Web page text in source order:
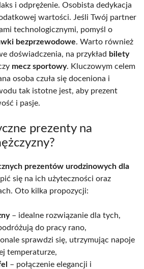
i odprężenie. Osobista dedykacja
wartości. Jeśli Twój partner
technologicznymi, pomyśl o
bezprzewodowe. Warto również
doświadczenia, na przykład bilety
mecz sportowy. Kluczowym celem
osoba czuła się doceniona i
tak istotne jest, aby prezent
i pasje.
prezenty na
prezentów urodzinowych dla
się na ich użyteczności oraz
Oto kilka propozycji:
– idealne rozwiązanie dla tych,
do pracy rano,
sprawdzi się, utrzymując napoje
temperaturze,
– połączenie elegancji i